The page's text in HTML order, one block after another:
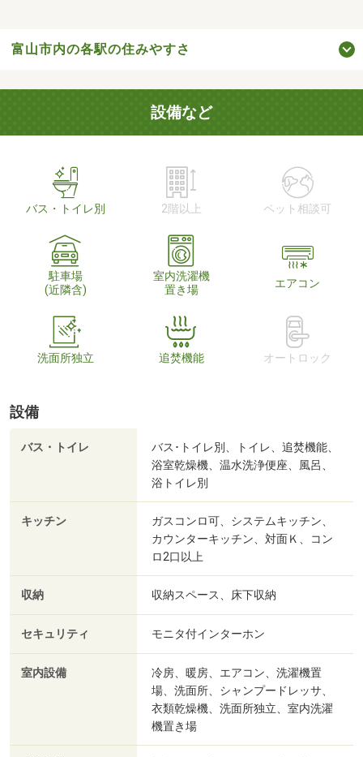
富山市内の各駅の住みやすさ
設備など
バス・トイレ別 2階以上 ペット相談可
駐車場
(近隣含)
室内洗濯機
置き場
エアコン
洗面所独立 追焚機能 オートロック
設備
バス・トイレ
バス･トイレ別、トイレ、追焚機能、
浴室乾燥機、温水洗浄便座、風呂、
浴トイレ別
キッチン
ガスコンロ可、システムキッチン、
カウンターキッチン、対面Ｋ、コン
ロ2口以上
収納 収納スペース、床下収納
セキュリティ モニタ付インターホン
室内設備
冷房、暖房、エアコン、洗濯機置
場、洗面所、シャンプードレッサ、
衣類乾燥機、洗面所独立、室内洗濯
機置き場